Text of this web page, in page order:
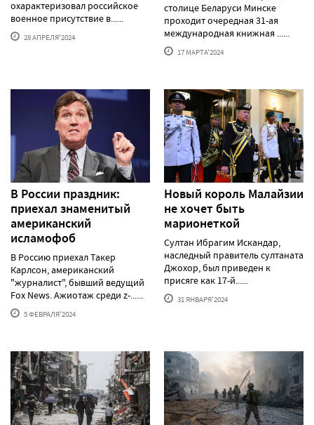
охарактеризовал российское
военное присутствие в......
28 АПРЕЛЯ'2024
столице Беларуси Минске
проходит очередная 31-ая
международная книжная ......
17 МАРТА'2024
В России праздник:
приехал знаменитый
американский
исламофоб
В Россию приехал Такер
Карлсон, американский
"журналист", бывший ведущий
Fox News. Ажиотаж среди z-......
5 ФЕВРАЛЯ'2024
Новый король Малайзии
не хочет быть
марионеткой
Султан Ибрагим Искандар,
наследный правитель султаната
Джохор, был приведен к
присяге как 17-й......
31 ЯНВАРЯ'2024